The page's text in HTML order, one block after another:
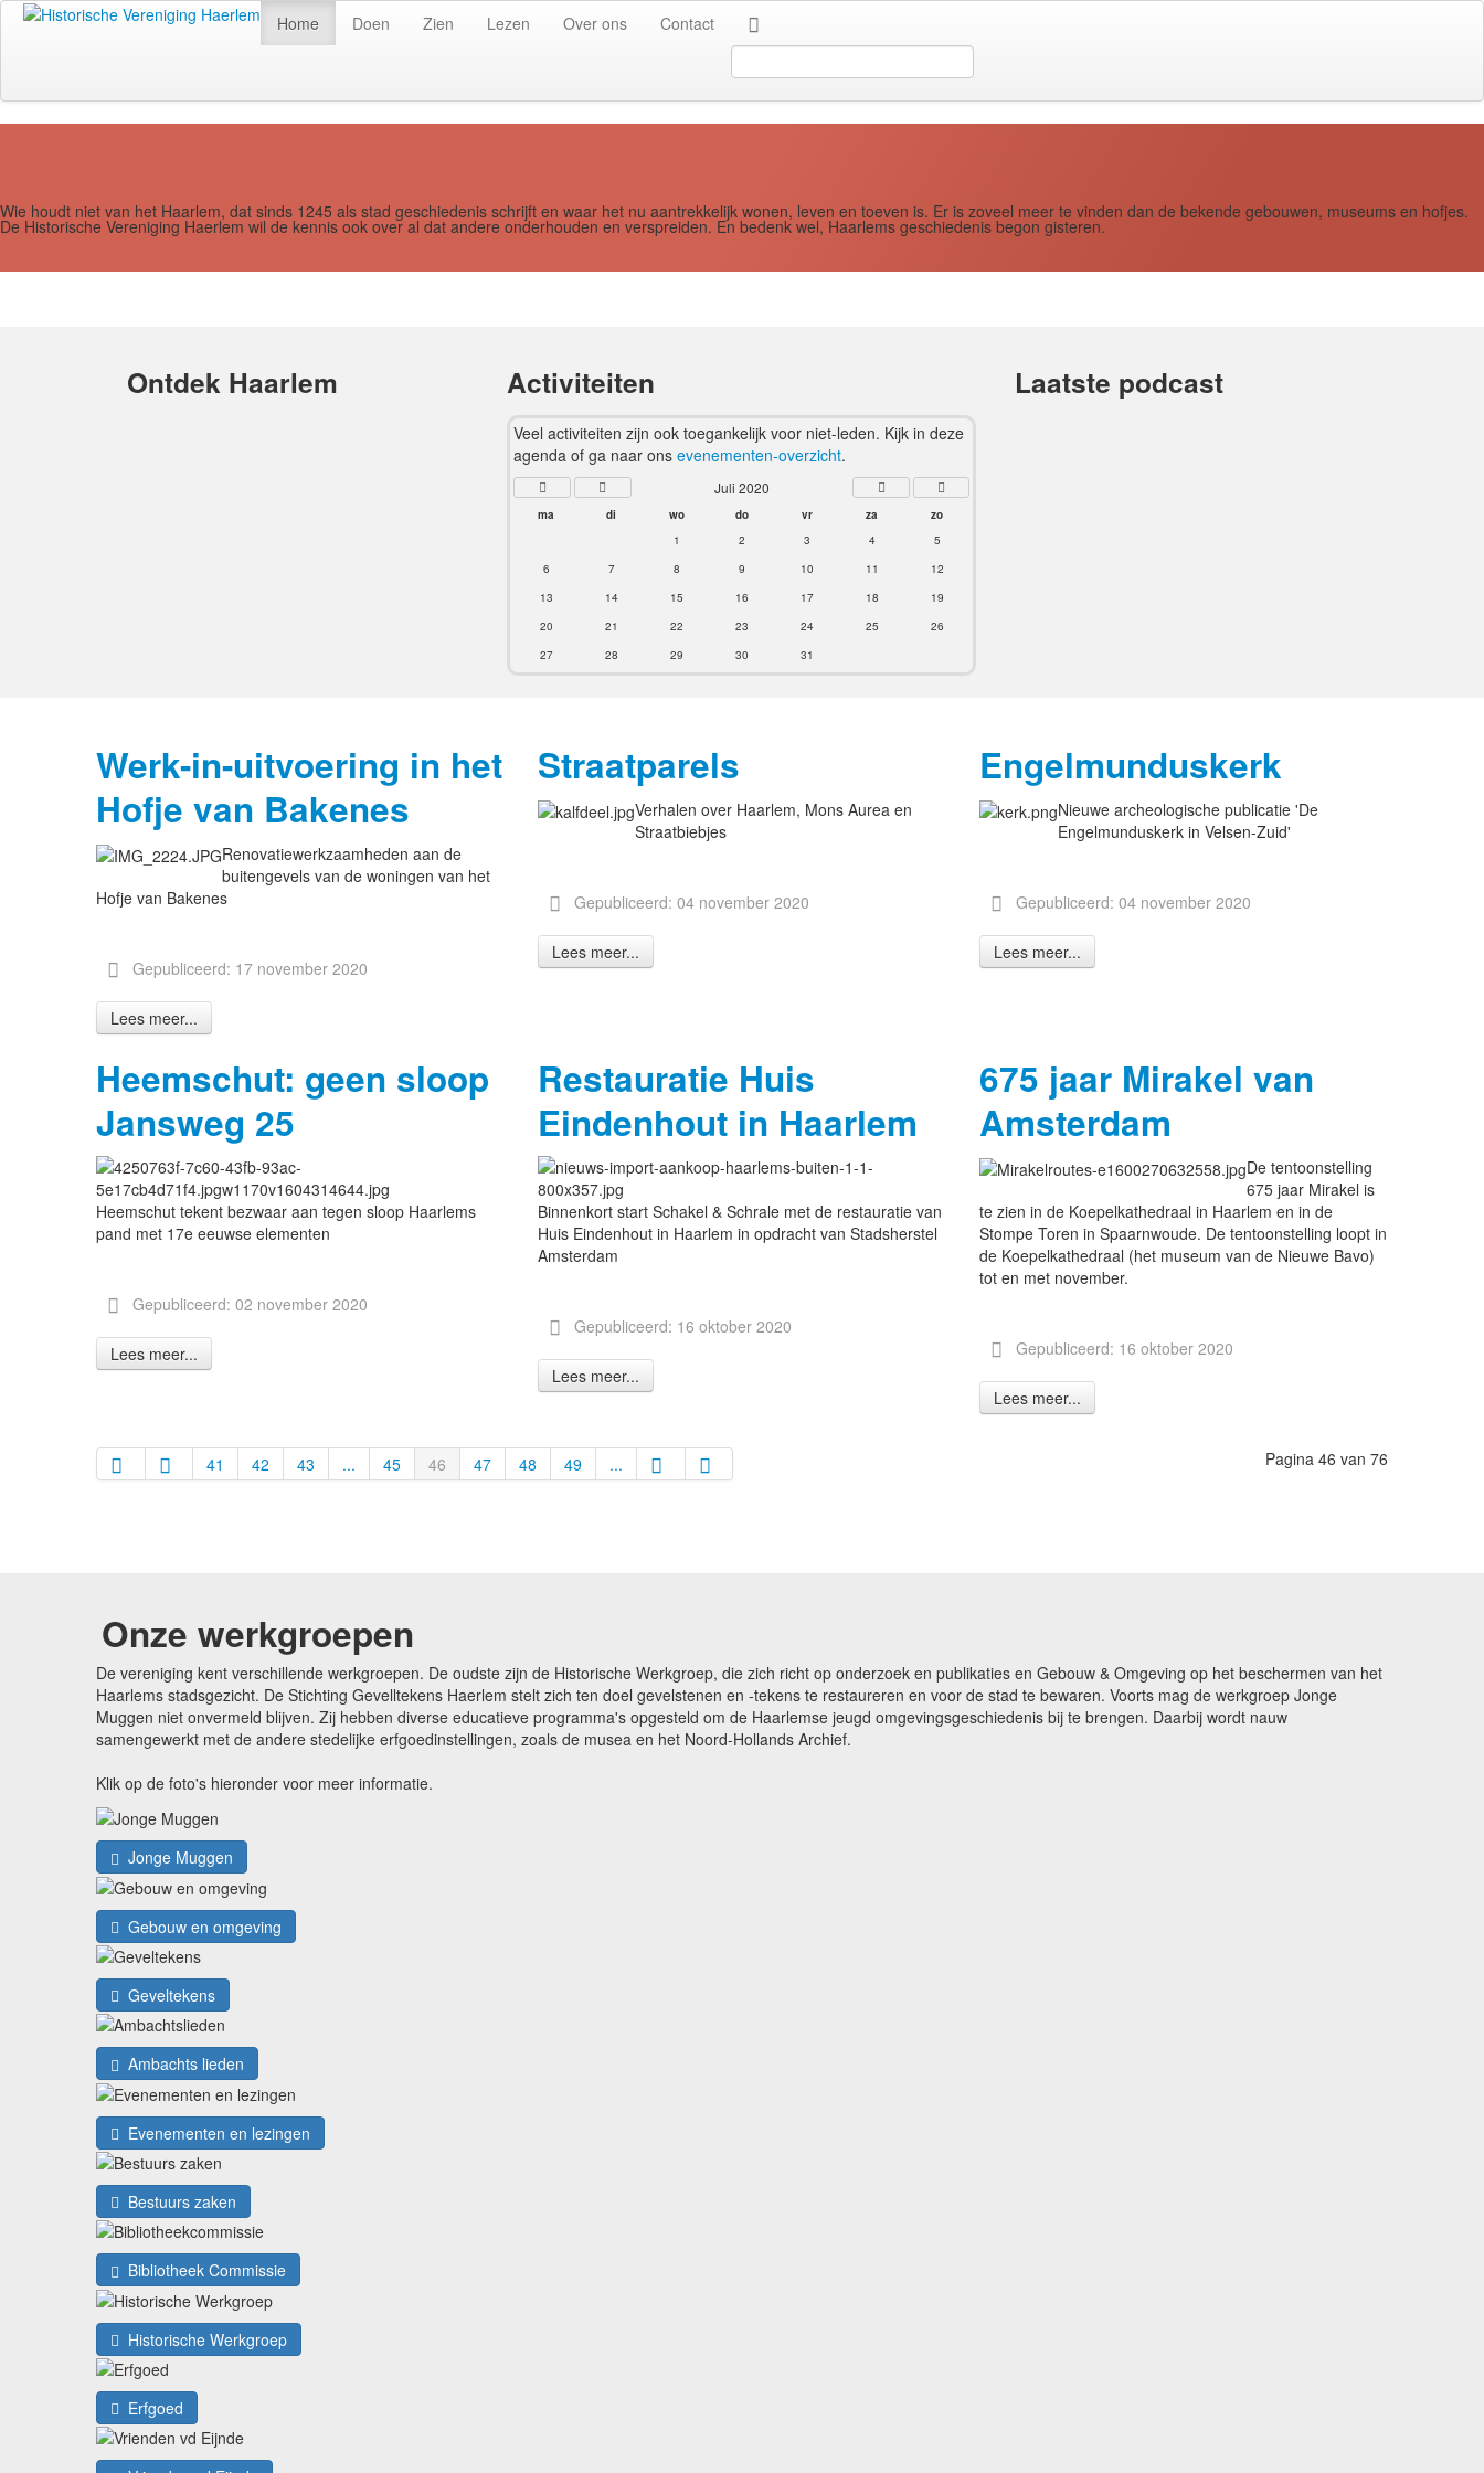
Home Doen Zien Lezen Over ons
Contact
...
Wie houdt niet van het Haarlem, dat sinds 1245 als stad geschiedenis schrijft en waar het nu aantrekkelijk wonen, leven en toeven is. Er is zoveel meer te vinden dan de bekende gebouwen, museums en hofjes.
De Historische Vereniging Haerlem wil de kennis ook over al dat andere onderhouden en verspreiden. En bedenk wel, Haarlems geschiedenis begon gisteren.
Ontdek Haarlem Activiteiten
Veel activiteiten zijn ook toegankelijk voor niet-leden. Kijk in deze
agenda of ga naar onsevenementen-overzicht.
Juli 2020
ma di wo do vr za
zo
1
2 3 4
5
6
7 8 9 10 11
12
13
14 15 16 17 18
19
20
21 22 23 24 25
26
27
28 29 30 31
Laatste podcast
Werk-in-uitvoering in het
Hofje van Bakenes
Renovatiewerkzaamheden aan de
buitengevels van de woningen van het
Hofje van Bakenes
Gepubliceerd: 17 november 2020
Lees meer...
Straatparels
Verhalen over Haarlem, Mons Aurea en
Straatbiebjes
Gepubliceerd: 04 november 2020
Lees meer...
Engelmunduskerk
Nieuwe archeologische publicatie 'De
Engelmunduskerk in Velsen-Zuid'
Gepubliceerd: 04 november 2020
Lees meer...
Heemschut: geen sloop
Jansweg 25
Heemschut tekent bezwaar aan tegen sloop Haarlems
pand met 17e eeuwse elementen
Gepubliceerd: 02 november 2020
Lees meer...
Restauratie Huis
Eindenhout in Haarlem
Binnenkort start Schakel & Schrale met de restauratie van
Huis Eindenhout in Haarlem in opdracht van Stadsherstel
Amsterdam
Gepubliceerd: 16 oktober 2020
Lees meer...
675 jaar Mirakel van
Amsterdam
De tentoonstelling
675 jaar Mirakel is
te zien in de Koepelkathedraal in Haarlem en in de
Stompe Toren in Spaarnwoude. De tentoonstelling loopt in
de Koepelkathedraal (het museum van de Nieuwe Bavo)
tot en met november.
Gepubliceerd: 16 oktober 2020
Lees meer...
Pagina 46 van 76
41 42 43 ... 45 46 47 48 49 ...
Onze werkgroepen
De vereniging kent verschillende werkgroepen. De oudste zijn de Historische Werkgroep, die zich richt op onderzoek en publikaties en Gebouw & Omgeving op het beschermen van het
Haarlems stadsgezicht. De Stichting Gevelltekens Haerlem stelt zich ten doel gevelstenen en -tekens te restaureren en voor de stad te bewaren. Voorts mag de werkgroep Jonge
Muggen niet onvermeld blijven. Zij hebben diverse educatieve programma's opgesteld om de Haarlemse jeugd omgevingsgeschiedenis bij te brengen. Daarbij wordt nauw
samengewerkt met de andere stedelijke erfgoedinstellingen, zoals de musea en het Noord-Hollands Archief.
Klik op de foto's hieronder voor meer informatie.
Jonge Muggen
Gebouw en omgeving
Geveltekens
Ambachts lieden
Evenementen en lezingen
Bestuurs zaken
Bibliotheek Commissie
Historische Werkgroep
Erfgoed